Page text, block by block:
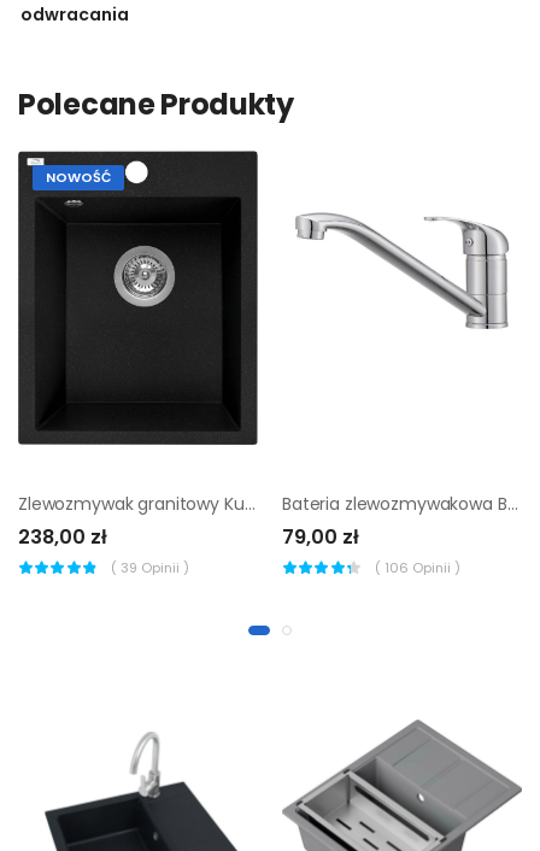
odwracania
Polecane Produkty
NOWOŚĆ
Zlewozmywak granitowy Kuchinox One 1-komorowy 48 x 39 cm
238,00 zł
( 39 Opinii )
Bateria zlewozmywakowa Brigg chrom
79,00 zł
( 106 Opinii )